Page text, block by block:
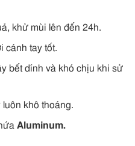
khử mùi lên đến 24h.
cánh tay tốt.
bết dính và khó chịu khi sử
khô thoáng.
Aluminum.